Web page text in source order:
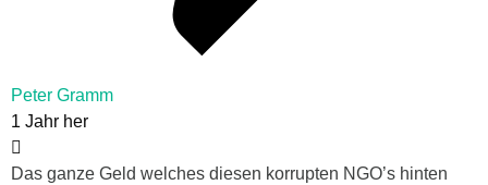
Peter Gramm
1 Jahr her
Das ganze Geld welches diesen korrupten NGO’s hinten